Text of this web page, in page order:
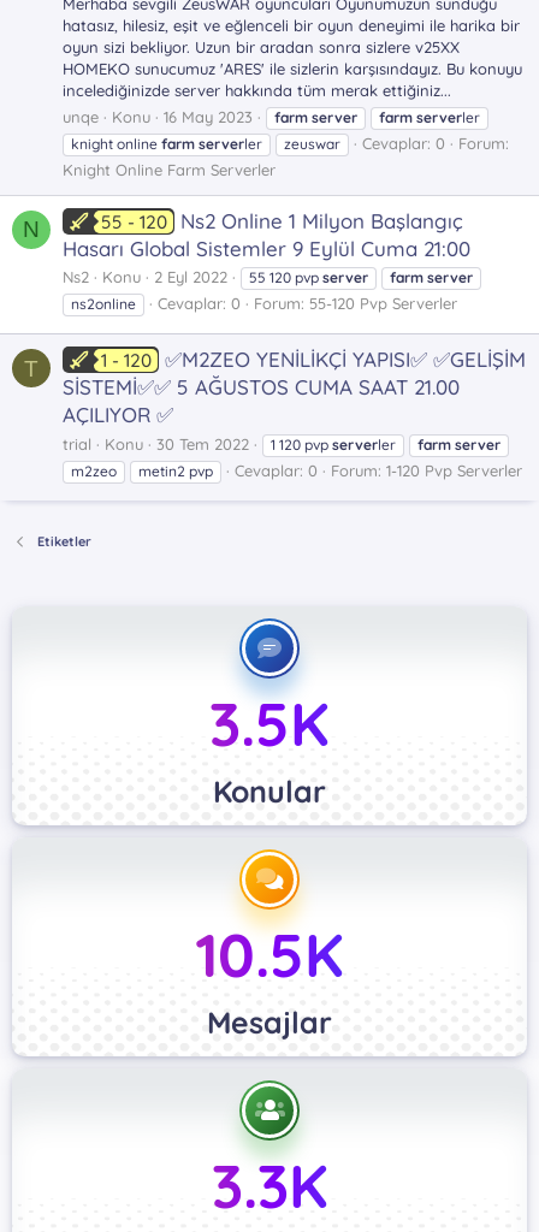
Merhaba sevgili ZeusWAR oyuncuları Oyunumuzun sunduğu
hatasız, hilesiz, eşit ve eğlenceli bir oyun deneyimi ile harika bir
oyun sizi bekliyor. Uzun bir aradan sonra sizlere v25XX
HOMEKO sunucumuz 'ARES' ile sizlerin karşısındayız. Bu konuyu
incelediğinizde server hakkında tüm merak ettiğiniz...
unqe
Konu 16 May 2023 farm server farm serverler
knight online farm serverler zeuswar Cevaplar: 0
Forum:
Knight Online Farm Serverler
N 55 - 120
Ns2 Online 1 Milyon Başlangıç
Hasarı Global Sistemler 9 Eylül Cuma 21:00
Ns2 Konu 2 Eyl 2022 55 120 pvp server farm server
ns2online
Cevaplar: 0 Forum: 55-120 Pvp Serverler
T 1 - 120 ✅M2ZEO YENİLİKÇİ YAPISI✅ ✅GELİŞİM
SİSTEMİ✅✅ 5 AĞUSTOS CUMA SAAT 21.00
AÇILIYOR ✅
trial Konu 30 Tem 2022 1 120 pvp serverler farm server
m2zeo
metin2 pvp Cevaplar: 0 Forum: 1-120 Pvp Serverler
Etiketler
3.5K
Konular
10.5K
Mesajlar
3.3K